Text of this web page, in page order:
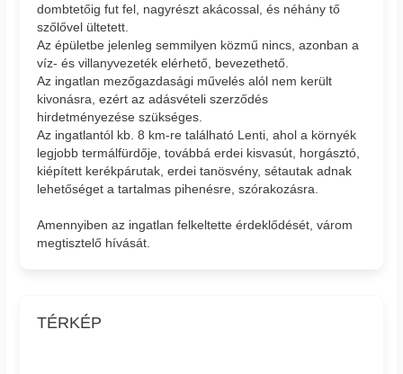
dombtetőig fut fel, nagyrészt akácossal, és néhány tő
szőlővel ültetett.
Az épületbe jelenleg semmilyen közmű nincs, azonban a
víz- és villanyvezeték elérhető, bevezethető.
Az ingatlan mezőgazdasági művelés alól nem került
kivonásra, ezért az adásvételi szerződés
hirdetményezése szükséges.
Az ingatlantól kb. 8 km-re található Lenti, ahol a környék
legjobb termálfürdője, továbbá erdei kisvasút, horgásztó,
kiépített kerékpárutak, erdei tanösvény, sétautak adnak
lehetőséget a tartalmas pihenésre, szórakozásra.
Amennyiben az ingatlan felkeltette érdeklődését, várom
megtisztelő hívását.
TÉRKÉP